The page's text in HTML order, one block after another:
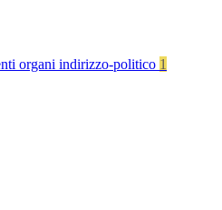
organi indirizzo-politico 1